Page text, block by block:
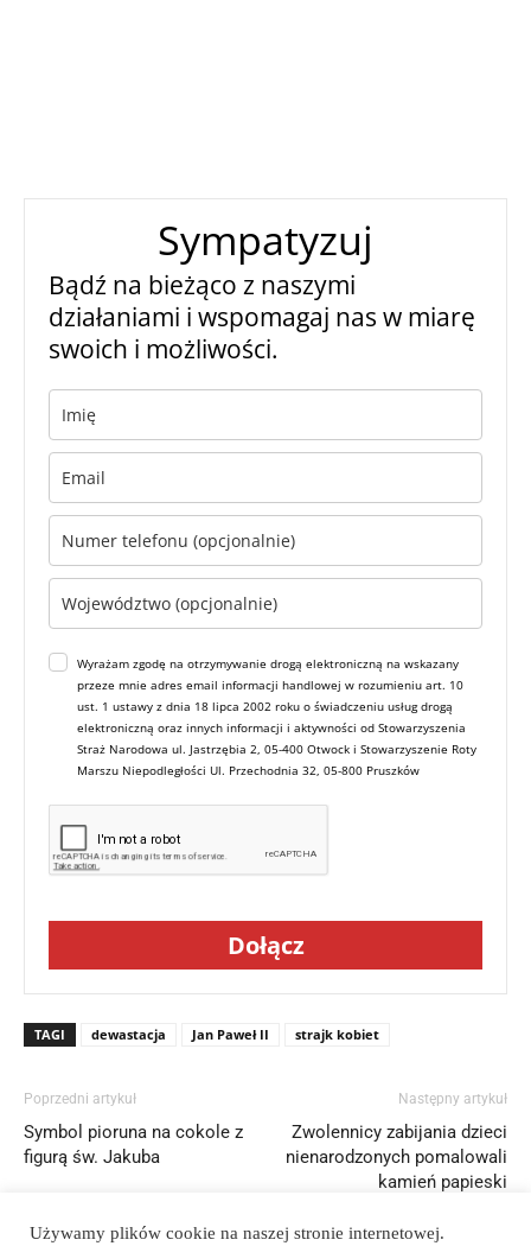
Sympatyzuj
Bądź na bieżąco z naszymi
działaniami i wspomagaj nas w miarę
swoich i możliwości.
Wyrażam zgodę na otrzymywanie drogą elektroniczną na wskazany
przeze mnie adres email informacji handlowej w rozumieniu art. 10
ust. 1 ustawy z dnia 18 lipca 2002 roku o świadczeniu usług drogą
elektroniczną oraz innych informacji i aktywności od Stowarzyszenia
Straż Narodowa ul. Jastrzębia 2, 05-400 Otwock i Stowarzyszenie Roty
Marszu Niepodległości Ul. Przechodnia 32, 05-800 Pruszków
Dołącz
TAGI dewastacja Jan Paweł II strajk kobiet
Poprzedni artykuł
Symbol pioruna na cokole z
figurą św. Jakuba
Następny artykuł
Zwolennicy zabijania dzieci
nienarodzonych pomalowali
kamień papieski
Używamy plików cookie na naszej stronie internetowej.